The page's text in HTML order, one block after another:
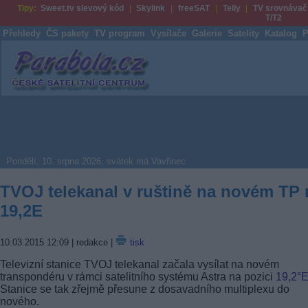
Tipy: Sweet.tv slevový kód Skylink freeSAT Telly
TV srovnávač
T/T2
Přehledy ČS pakety TV program Vysílače Galerie Satelity Katalog
Parabola.cz
Pondělí, 10. srpna 2026, svátek má Vavřinec
TVOJ telekanal v ruštině na novém TP
19,2E
10.03.2015 12:09 | redakce | tisk
Televizní stanice TVOJ telekanal začala vysílat na novém
transpondéru v rámci satelitního systému Astra na pozici 19,2°E
Stanice se tak zřejmě přesune z dosavadního multiplexu do
nového.